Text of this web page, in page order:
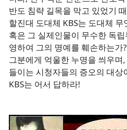
반도 침략 길목을 막고 있었기
할진대 도대체 KBS는 도대체
혹은 그 실제인물이 무수한 독
영하여 그의 명예를 훼손하는가
그분에게 억울한 누명을 씌우며
들이는 시청자들의 증오의 대상
KBS는 어서 답하라!